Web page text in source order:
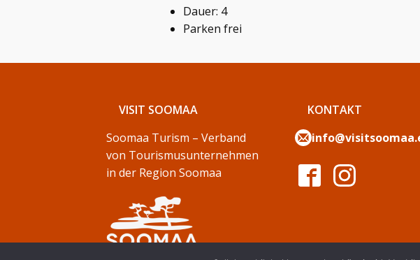
Dauer: 4
Parken frei
VISIT SOOMAA
Soomaa Turism – Verband
von Tourismusunternehmen
in der Region Soomaa
KONTAKT